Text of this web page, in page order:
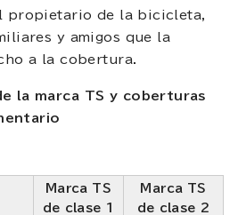
propietario de la bicicleta,
y amigos que la
a la cobertura.
la marca TS y coberturas
Marca TS
de clase 1
Marca TS
de clase 2